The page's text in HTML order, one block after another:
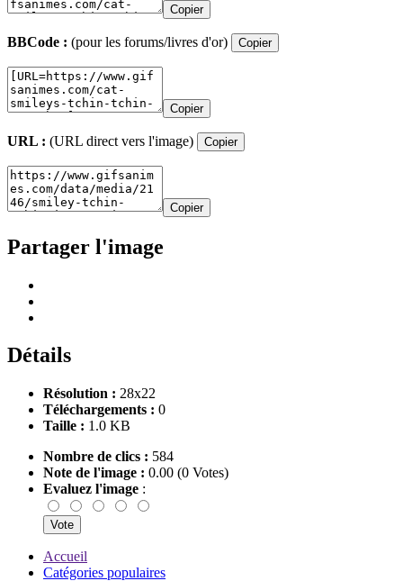
Copier
BBCode : (pour les forums/livres d'or) Copier
Copier
URL : (URL direct vers l'image) Copier
Copier
Partager l'image
Détails
Résolution : 28x22
Téléchargements : 0
Taille : 1.0 KB
Nombre de clics : 584
Note de l'image : 0.00 (0 Votes)
Evaluez l'image :
Accueil
Catégories populaires